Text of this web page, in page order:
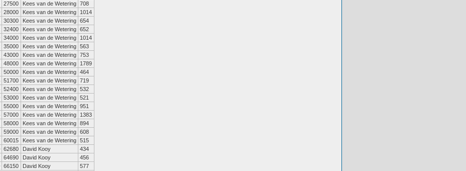
27500 Kees van de Wetering 708
28000 Kees van de Wetering
1014
30300 Kees van de Wetering 654
32400 Kees van de Wetering 652
34000 Kees van de Wetering
1014
35000 Kees van de Wetering 563
43000 Kees van de Wetering 753
48000 Kees van de Wetering
1789
50000 Kees van de Wetering 464
51700 Kees van de Wetering 719
52400 Kees van de Wetering 532
53000 Kees van de Wetering 521
55000 Kees van de Wetering 951
57000 Kees van de Wetering
1383
58000 Kees van de Wetering 894
59000 Kees van de Wetering 608
60015 Kees van de Wetering 515
62680 David Kooy
434
64690 David Kooy
456
66150 David Kooy
577